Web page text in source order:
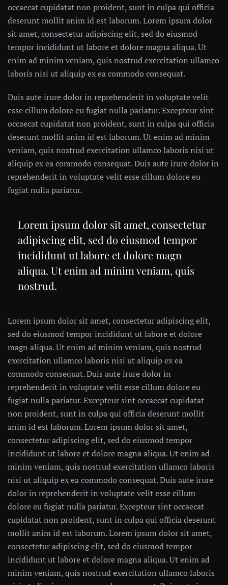
occaecat cupidatat non proident, sunt in culpa qui officia
deserunt mollit anim id est laborum. Lorem ipsum dolor
sit amet, consectetur adipiscing elit, sed do eiusmod
tempor incididunt ut labore et dolore magna aliqua. Ut
enim ad minim veniam, quis nostrud exercitation ullamco
laboris nisi ut aliquip ex ea commodo consequat.
Duis aute irure dolor in reprehenderit in voluptate velit
esse cillum dolore eu fugiat nulla pariatur. Excepteur sint
occaecat cupidatat non proident, sunt in culpa qui officia
deserunt mollit anim id est laborum. Ut enim ad minim
veniam, quis nostrud exercitation ullamco laboris nisi ut
aliquip ex ea commodo consequat. Duis aute irure dolor in
reprehenderit in voluptate velit esse cillum dolore eu
fugiat nulla pariatur.
Lorem ipsum dolor sit amet, consectetur
adipiscing elit, sed do eiusmod tempor
incididunt ut labore et dolore magn
aliqua. Ut enim ad minim veniam, quis
nostrud.
Lorem ipsum dolor sit amet, consectetur adipiscing elit,
sed do eiusmod tempor incididunt ut labore et dolore
magn aliqua. Ut enim ad minim veniam, quis nostrud
exercitation ullamco laboris nisi ut aliquip ex ea
commodo consequat. Duis aute irure dolor in
reprehenderit in voluptate velit esse cillum dolore eu
fugiat nulla pariatur. Excepteur sint occaecat cupidatat
non proident, sunt in culpa qui officia deserunt mollit
anim id est laborum. Lorem ipsum dolor sit amet,
consectetur adipiscing elit, sed do eiusmod tempor
incididunt ut labore et dolore magna aliqua. Ut enim ad
minim veniam, quis nostrud exercitation ullamco laboris
nisi ut aliquip ex ea commodo consequat. Duis aute irure
dolor in reprehenderit in voluptate velit esse cillum
dolore eu fugiat nulla pariatur. Excepteur sint occaecat
cupidatat non proident, sunt in culpa qui officia deserunt
mollit anim id est laborum. Lorem ipsum dolor sit amet,
consectetur adipiscing elit, sed do eiusmod tempor
incididunt ut labore et dolore magna aliqua. Ut enim ad
minim veniam, quis nostrud exercitation ullamco laboris